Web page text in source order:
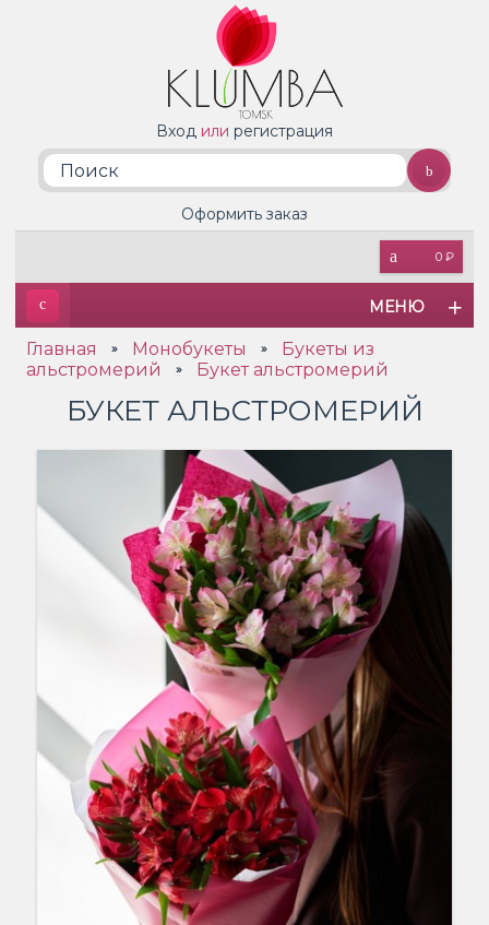
Вход или регистрация
0 ₽
Оформить заказ
МЕНЮ
Главная » Монобукеты »
Букеты из
альстромерий
» Букет альстромерий
БУКЕТ АЛЬСТРОМЕРИЙ